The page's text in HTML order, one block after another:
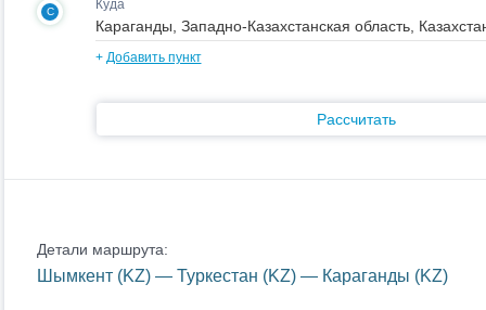
C Куда
+ Добавить пункт
Рассчитать
Детали маршрута:
Шымкент (KZ) — Туркестан (KZ) — Караганды (KZ)